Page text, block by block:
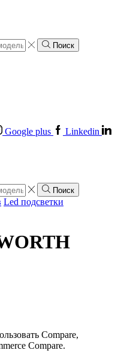
Поиск
Google plus Linkedin
Поиск
Led подсветки
Compare,
Compare.